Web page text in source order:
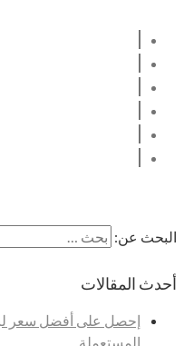
البحث عن:
أحدث المقالات
إحصل على أفضل سعر
المستعملة